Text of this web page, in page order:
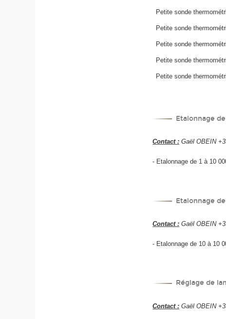
Petite sonde
Petite sonde
Petite sonde
Petite sonde
Petite sonde
Etalonnage
Contact : Gaël OBEIN
- Etalonnage de 1 à 10
Etalonnage
Contact : Gaël OBEIN
- Etalonnage de 10 à 10
Réglage de
Contact : Gaël OBEIN